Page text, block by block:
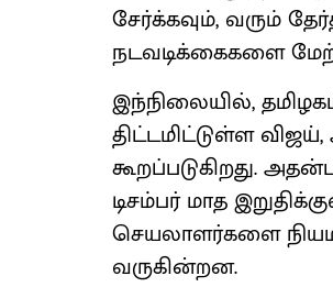
சேர்க்கவும், வரும்
நடவடிக்கைகளை
இந்நிலையில்,
திட்டமிட்டுள்ள
கூறப்படுகிறது.
டிசம்பர் மாத
செயலாளர்களை
வருகின்றன.